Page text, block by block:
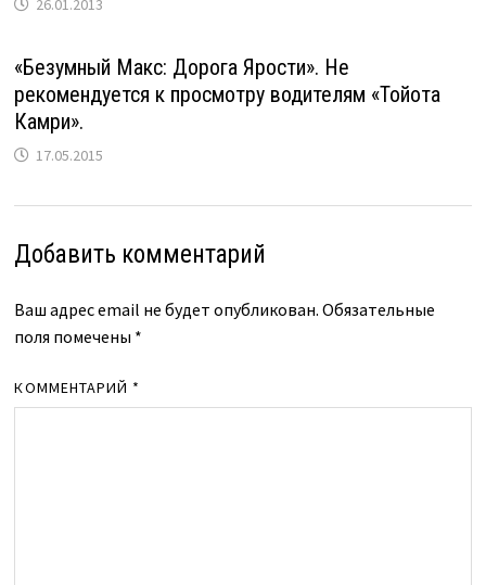
26.01.2013
«Безумный Макс: Дорога Ярости». Не
рекомендуется к просмотру водителям «Тойота
Камри».
17.05.2015
Добавить комментарий
Ваш адрес email не будет опубликован. Обязательные
поля помечены *
КОММЕНТАРИЙ *